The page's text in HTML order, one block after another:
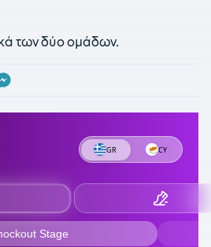
των δύο ομάδων.